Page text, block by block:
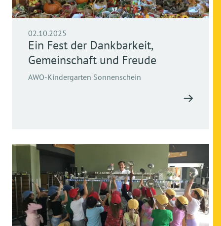
02.10.2025
Ein Fest der Dankbarkeit,
Gemeinschaft und Freude
AWO-Kindergarten Sonnenschein